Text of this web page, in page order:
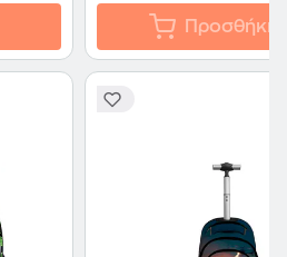
Προσθήκη